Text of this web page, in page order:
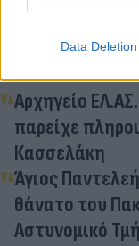
Data Deletion
Διάβασε
Αρχηγείο
παρείχε
Κασσελάκη
Άγιος
θάνατο του
Αστυνομικό